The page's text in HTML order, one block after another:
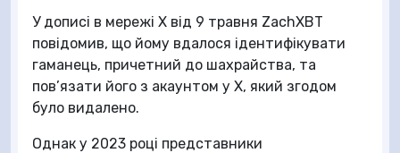
У дописі в мережі X від 9 травня ZachXBT
повідомив, що йому вдалося ідентифікувати
гаманець, причетний до шахрайства, та
пов’язати його з акаунтом у X, який згодом
було видалено.
Однак у 2023 році представники